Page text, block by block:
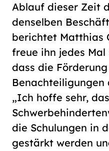
Ablauf dieser Zeit
denselben
berichtet Matthias
freue ihn jedes Mal
dass die
„Ich hoffe sehr,
die Schulungen in
gestärkt werden